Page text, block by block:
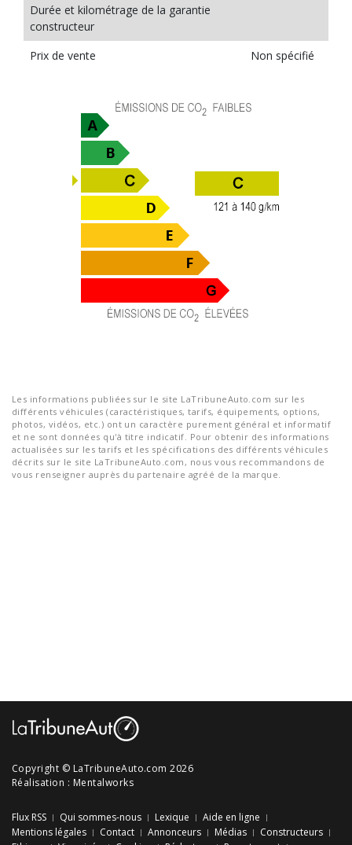
Durée et kilométrage de la garantie
constructeur
Prix de vente
Non spécifié
Les informations publiées sur le site LaTribuneAuto.com sur les
différents véhicules (caractéristiques, tarifs, équipements, options,
photos, vidéos, etc.) ont un caractère purement général et informatif
et ne sont données qu'à titre indicatif. Pour obtenir des informations
actualisées sur les tarifs et les spécifications des différents véhicules
décrits sur le site LaTribuneAuto.com, nous vous recommandons de
vous renseigner auprès du partenaire agréé de la marque.
Copyright © LaTribuneAuto.com 2026
Réalisation : Mentalworks
Flux RSS Qui sommes-nous Lexique
Aide en ligne
Mentions légales
Contact Annonceurs Médias
Constructeurs